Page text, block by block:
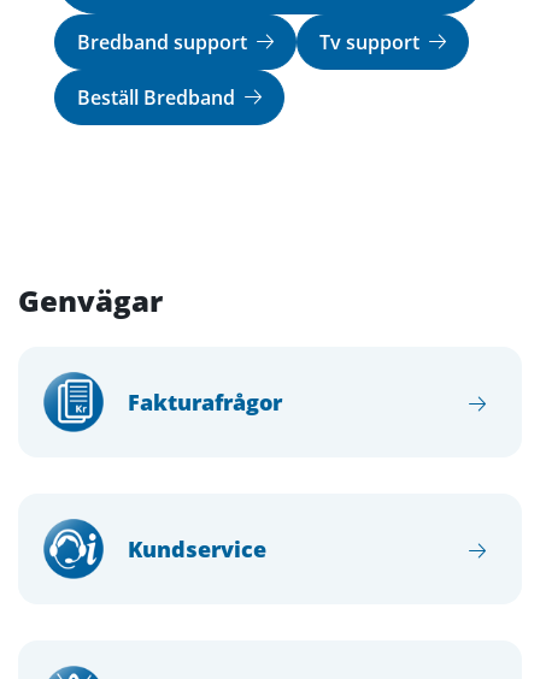
Bredband support Tv support
Beställ Bredband
Genvägar
Fakturafrågor
Kundservice